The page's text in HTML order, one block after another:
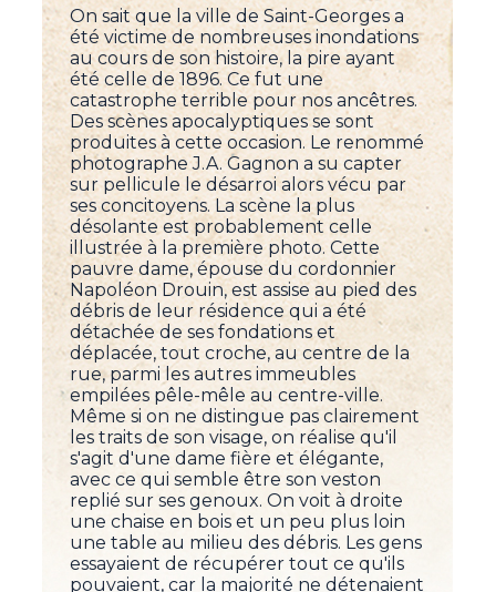
On sait que la ville de Saint-Georges a
été victime de nombreuses inondations
au cours de son histoire, la pire ayant
été celle de 1896. Ce fut une
catastrophe terrible pour nos ancêtres.
Des scènes apocalyptiques se sont
produites à cette occasion. Le renommé
photographe J.A. Gagnon a su capter
sur pellicule le désarroi alors vécu par
ses concitoyens. La scène la plus
désolante est probablement celle
illustrée à la première photo. Cette
pauvre dame, épouse du cordonnier
Napoléon Drouin, est assise au pied des
débris de leur résidence qui a été
détachée de ses fondations et
déplacée, tout croche, au centre de la
rue, parmi les autres immeubles
empilées pêle-mêle au centre-ville.
Même si on ne distingue pas clairement
les traits de son visage, on réalise qu'il
s'agit d'une dame fière et élégante,
avec ce qui semble être son veston
replié sur ses genoux. On voit à droite
une chaise en bois et un peu plus loin
une table au milieu des débris. Les gens
essayaient de récupérer tout ce qu'ils
pouvaient, car la majorité ne détenaient